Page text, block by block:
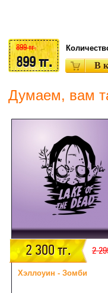
899 тг.
899 тг.
Думаем, вам
2 300 тг. 2
Хэллоуин - Зомби